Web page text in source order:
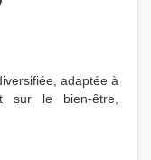
adaptée à
sur le bien-être,